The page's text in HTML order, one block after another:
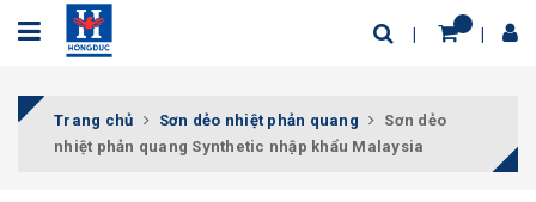
Trang chủ Sơn dẻo nhiệt phản quang
Sơn dẻo
nhiệt phản quang Synthetic nhập khẩu Malaysia